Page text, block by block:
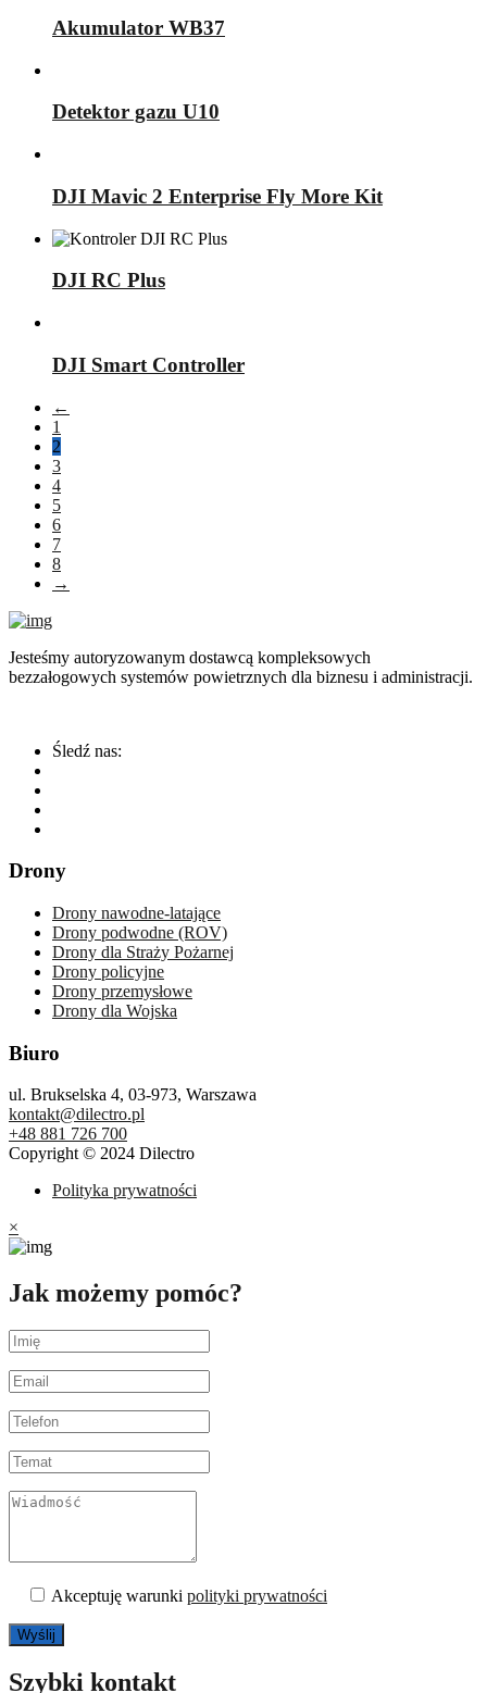
Akumulator WB37
Detektor gazu U10
DJI Mavic 2 Enterprise Fly More Kit
DJI RC Plus
DJI Smart Controller
←
1
2
3
4
5
6
7
8
→
Jesteśmy autoryzowanym dostawcą kompleksowych
bezzałogowych systemów powietrznych dla biznesu i administracji.
Śledź nas:
Drony
Drony nawodne-latające
Drony podwodne (ROV)
Drony dla Straży Pożarnej
Drony policyjne
Drony przemysłowe
Drony dla Wojska
Biuro
ul. Brukselska 4, 03-973, Warszawa
kontakt@dilectro.pl
+48 881 726 700
Copyright © 2024 Dilectro
Polityka prywatności
×
Jak możemy pomóc?
Akceptuję warunki polityki prywatności
Szybki kontakt